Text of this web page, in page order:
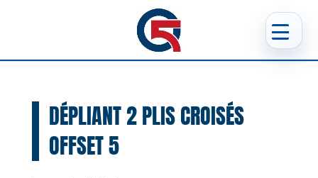
DÉPLIANT 2 PLIS CROISÉS
OFFSET 5